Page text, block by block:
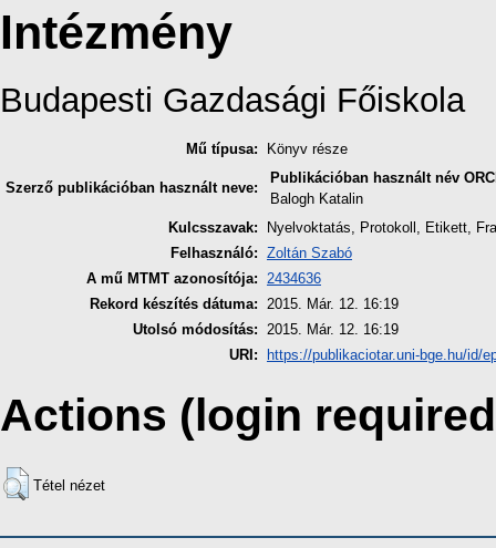
Intézmény
Budapesti Gazdasági Főiskola
Mű típusa: Könyv része
Szerző publikációban használt neve:
Publikációban használt név
Balogh Katalin
Kulcsszavak:
Nyelvoktatás, Protokoll, Etikett,
Felhasználó: Zoltán Szabó
A mű MTMT azonosítója: 2434636
Rekord készítés dátuma: 2015. Már. 12. 16:19
Utolsó módosítás: 2015. Már. 12. 16:19
URI:
https://publikaciotar.uni-bge.hu/id/
Actions (login
Tétel nézet